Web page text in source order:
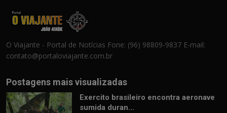
O Viajante - Portal de Notícias Fone: (96) 98809-9837 E-mail:
contato@portaloviajante.com.br
Postagens mais visualizadas
Exercito brasileiro encontra aeronave
sumida duran...